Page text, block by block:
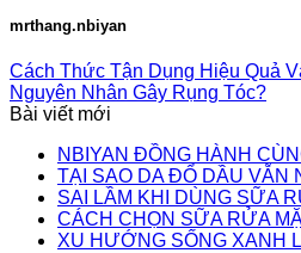
mrthang.nbiyan
Cách Thức Tận Dụng Hiệu Quả
Nguyên Nhân Gây Rụng Tóc?
Bài viết mới
NBIYAN ĐỒNG HÀNH
TẠI SAO DA ĐỔ DẦU VẪN
SAI LẦM KHI DÙNG SỮA
CÁCH CHỌN SỮA RỬA
XU HƯỚNG SỐNG XANH